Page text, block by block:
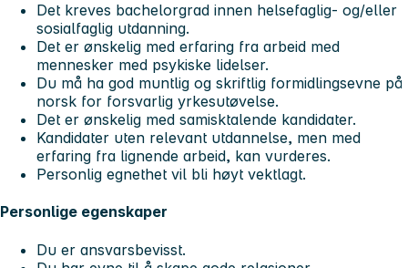
Det kreves bachelorgrad innen helsefaglig- og/eller
sosialfaglig utdanning.
Det er ønskelig med erfaring fra arbeid med
mennesker med psykiske lidelser.
Du må ha god muntlig og skriftlig formidlingsevne på
norsk for forsvarlig yrkesutøvelse.
Det er ønskelig med samisktalende kandidater.
Kandidater uten relevant utdannelse, men med
erfaring fra lignende arbeid, kan vurderes.
Personlig egnethet vil bli høyt vektlagt.
Personlige egenskaper
Du er ansvarsbevisst.